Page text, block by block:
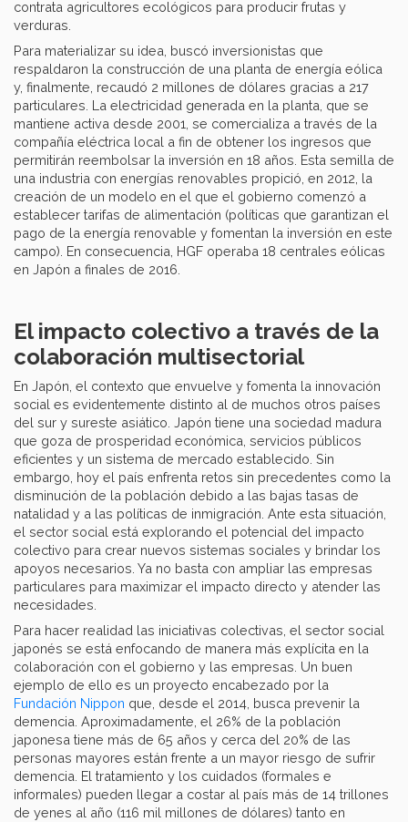
contrata agricultores ecológicos para producir frutas y
verduras.
Para materializar su idea, buscó inversionistas que
respaldaron la construcción de una planta de energía eólica
y, finalmente, recaudó 2 millones de dólares gracias a 217
particulares. La electricidad generada en la planta, que se
mantiene activa desde 2001, se comercializa a través de la
compañía eléctrica local a fin de obtener los ingresos que
permitirán reembolsar la inversión en 18 años. Esta semilla de
una industria con energías renovables propició, en 2012, la
creación de un modelo en el que el gobierno comenzó a
establecer tarifas de alimentación (políticas que garantizan el
pago de la energía renovable y fomentan la inversión en este
campo). En consecuencia, HGF operaba 18 centrales eólicas
en Japón a finales de 2016.
El impacto colectivo a través de la
colaboración multisectorial
En Japón, el contexto que envuelve y fomenta la innovación
social es evidentemente distinto al de muchos otros países
del sur y sureste asiático. Japón tiene una sociedad madura
que goza de prosperidad económica, servicios públicos
eficientes y un sistema de mercado establecido. Sin
embargo, hoy el país enfrenta retos sin precedentes como la
disminución de la población debido a las bajas tasas de
natalidad y a las políticas de inmigración. Ante esta situación,
el sector social está explorando el potencial del impacto
colectivo para crear nuevos sistemas sociales y brindar los
apoyos necesarios. Ya no basta con ampliar las empresas
particulares para maximizar el impacto directo y atender las
necesidades.
Para hacer realidad las iniciativas colectivas, el sector social
japonés se está enfocando de manera más explícita en la
colaboración con el gobierno y las empresas. Un buen
ejemplo de ello es un proyecto encabezado por la
Fundación Nippon que, desde el 2014, busca prevenir la
demencia. Aproximadamente, el 26% de la población
japonesa tiene más de 65 años y cerca del 20% de las
personas mayores están frente a un mayor riesgo de sufrir
demencia. El tratamiento y los cuidados (formales e
informales) pueden llegar a costar al país más de 14 trillones
de yenes al año (116 mil millones de dólares) tanto en